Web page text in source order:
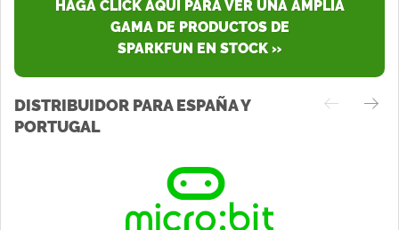
HAGA CLICK AQUÍ PARA VER UNA AMPLIA
GAMA DE PRODUCTOS DE
SPARKFUN EN STOCK »
DISTRIBUIDOR PARA ESPAÑA Y
PORTUGAL